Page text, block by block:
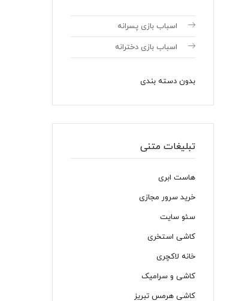
اسباب بازی پسرانه
اسباب بازی دخترانه
بدون دسته بندی
تبلیغات متنی
هاست ابری
خرید سرور مجازی
سئو سایت
کاشی استخری
خانه لاکچری
کاشی و سرامیک
کاشی هرمس تبریز